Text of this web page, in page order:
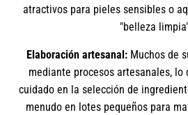
atractivos para pieles sensibles o
"belleza
Elaboración artesanal: Muchos de
mediante procesos artesanales, lo
cuidado en la selección de
menudo en lotes pequeños para